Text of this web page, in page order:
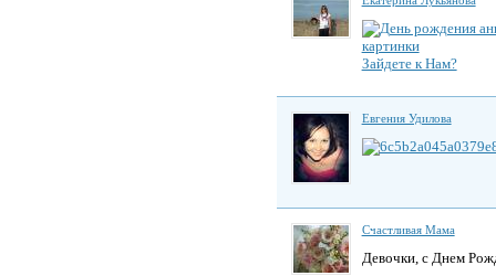
Зайдете к Нам?
Евгения Удилова
Счастливая Мама
Девочки, с Днем